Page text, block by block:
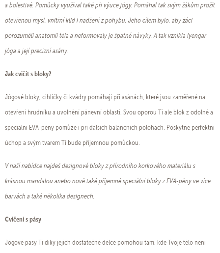
a bolestivé. Pomůcky využíval také při výuce jógy. Pomáhal tak svým žákům prožít
otevřenou mysl, vnitřní klid i nadšení z pohybu. Jeho cílem bylo, aby žáci
porozuměli anatomii těla a neformovaly je špatné návyky. A tak vznikla Iyengar
jóga a její precizní asány.
Jak cvičit s bloky?
Jógové bloky, cihličky či kvádry pomáhají při asánách, které jsou zaměřené na
otevření hrudníku a uvolnění pánevní oblasti. Svou oporou Ti ale blok z odolné a
speciální EVA-pěny pomůže i při dalších balančních polohách. Poskytne perfektní
úchop a svým tvarem Ti bude příjemnou pomůckou.
V naší nabídce najdeš designové bloky z přírodního korkového materiálu s
krásnou mandalou anebo nově také příjemné speciální bloky z EVA-pěny ve více
barvách a také několika designech.
Cvičení s pásy
Jógové pásy Ti díky jejich dostatečné délce pomohou tam, kde Tvoje tělo není